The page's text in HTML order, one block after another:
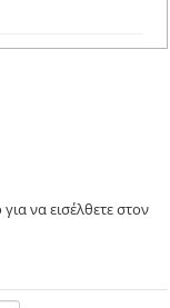
να εισέλθετε στον